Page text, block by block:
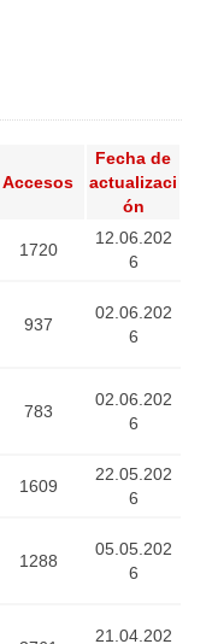
Accesos
Fecha de
actualizaci
ón
1720
12.06.202
6
937
02.06.202
6
783
02.06.202
6
1609
22.05.202
6
1288
05.05.202
6
21.04.202